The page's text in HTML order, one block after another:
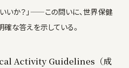
いか？」——この問いに、世界保健
確な答えを示している。
Activity Guidelines（成